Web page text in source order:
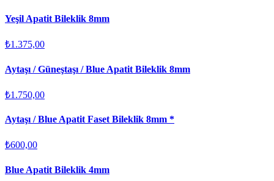
Yeşil Apatit Bileklik 8mm
₺1.375,00
Aytaşı / Güneştaşı / Blue Apatit Bileklik 8mm
₺1.750,00
Aytaşı / Blue Apatit Faset Bileklik 8mm *
₺600,00
Blue Apatit Bileklik 4mm